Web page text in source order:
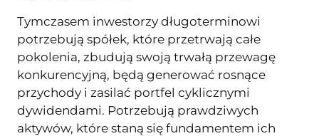
Tymczasem inwestorzy długoterminowi
potrzebują spółek, które przetrwają całe
pokolenia, zbudują swoją trwałą przewagę
konkurencyjną, będą generować rosnące
przychody i zasilać portfel cyklicznymi
dywidendami. Potrzebują prawdziwych
aktywów, które staną się fundamentem ich